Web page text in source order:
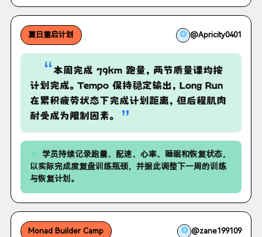
夏日重启计划 ◎ @Apricity0401
本周完成 79km 跑量，两节质量课均按
计划完成。Tempo 保持稳定输出，Long Run
在累积疲劳状态下完成计划距离，但后程肌肉
耐受成为限制因素。
”
学员持续记录跑量、配速、心率、睡眠和恢复状态，
以实际完成度复盘训练瓶颈，并据此调整下一周的训练
与恢复计划。
Monad Builder Camp ◎ @zane199109